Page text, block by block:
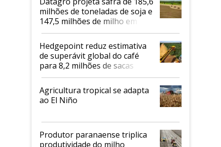
milhões de toneladas de soja e
147,5 milhões de milho em
2026/27
Hedgepoint reduz estimativa
de superávit global do café
para 8,2 milhões de sacas
Agricultura tropical se adapta
ao El Niño
Produtor paranaense triplica
produtividade do milho